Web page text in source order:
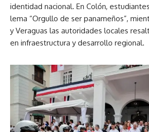
identidad nacional. En Colón,
lema “Orgullo de ser panameños”,
y Veraguas las autoridades locales
en infraestructura y desarrollo regional.